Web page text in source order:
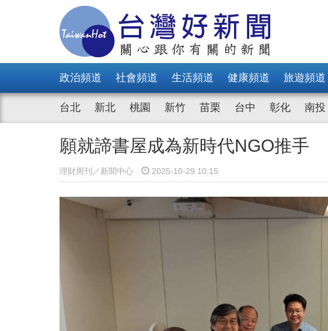
政治頻道 社會頻道 生活頻道 健康頻道 旅遊頻道
台北 新北 桃園 新竹 苗栗 台中 彰化 南投
願就諦書屋成為新時代NGO推手
理財周刊／新聞中心 2025-10-29 10:15